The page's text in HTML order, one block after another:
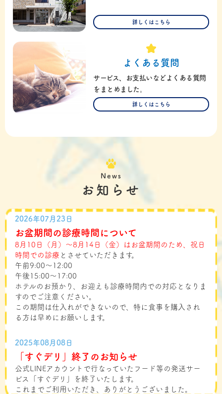
詳しくはこちら
よくある質問
サービス、お支払いなどよくある質問
をまとめました。
詳しくはこちら
News
お知らせ
2026年07月23日
お盆期間の診療時間について
8月10日（月）～8月14日（金）はお盆期間のため、祝日
時間での診療 とさせていただきます。
午前9:00〜12:00
午後15:00〜17:00
ホテルのお預かり、お迎えも診療時間内での対応となりま
すのでご注意ください。
この期間は仕入れができないので、特に食事を購入され
る方は早めにお願いします。
2025年08月08日
「すぐデリ」終了のお知らせ
公式LINEアカウントで行なっていたフード等の発送サー
ビス「すぐデリ」を終了いたします。
これまでご利用いただき、ありがとうございました。